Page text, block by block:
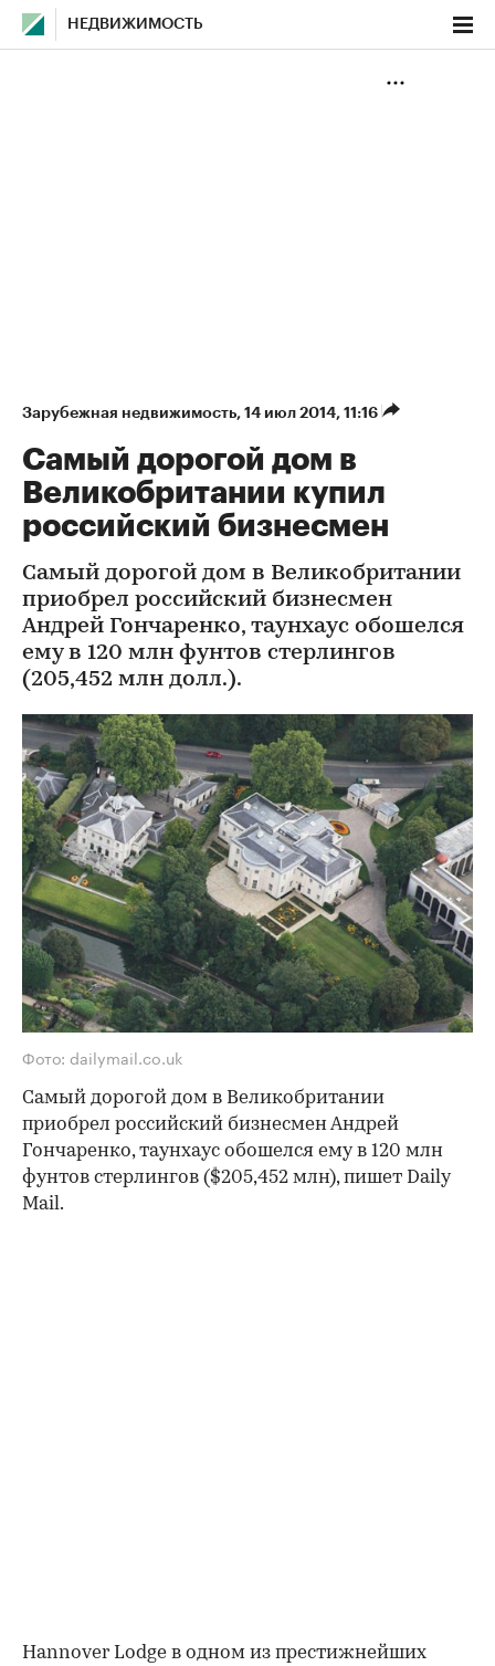
НЕДВИЖИМОСТЬ
Зарубежная недвижимость⁠, 14 июл 2014, 11:16
Самый дорогой дом в
Великобритании купил
российский бизнесмен
Самый дорогой дом в Великобритании
приобрел российский бизнесмен
Андрей Гончаренко, таунхаус обошелся
ему в 120 млн фунтов стерлингов
(205,452 млн долл.).
Фото: dailymail.co.uk
Самый дорогой дом в Великобритании
приобрел российский бизнесмен Андрей
Гончаренко, таунхаус обошелся ему в 120 млн
фунтов стерлингов ($205,452 млн), пишет Daily
Mail.
Hannover Lodge в одном из престижнейших